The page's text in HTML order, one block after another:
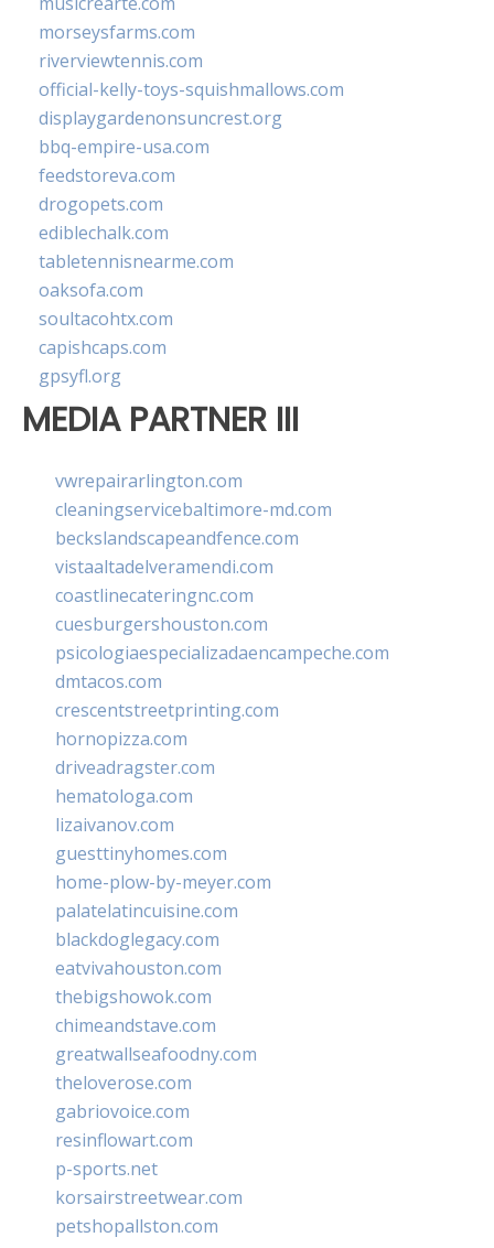
morseysfarms.com
riverviewtennis.com
official-kelly-toys-squishmallows.com
displaygardenonsuncrest.org
bbq-empire-usa.com
feedstoreva.com
drogopets.com
ediblechalk.com
tabletennisnearme.com
oaksofa.com
soultacohtx.com
capishcaps.com
gpsyfl.org
MEDIA PARTNER III
vwrepairarlington.com
cleaningservicebaltimore-md.com
beckslandscapeandfence.com
vistaaltadelveramendi.com
coastlinecateringnc.com
cuesburgershouston.com
psicologiaespecializadaencampeche.com
dmtacos.com
crescentstreetprinting.com
hornopizza.com
driveadragster.com
hematologa.com
lizaivanov.com
guesttinyhomes.com
home-plow-by-meyer.com
palatelatincuisine.com
blackdoglegacy.com
eatvivahouston.com
thebigshowok.com
chimeandstave.com
greatwallseafoodny.com
theloverose.com
gabriovoice.com
resinflowart.com
p-sports.net
korsairstreetwear.com
petshopallston.com